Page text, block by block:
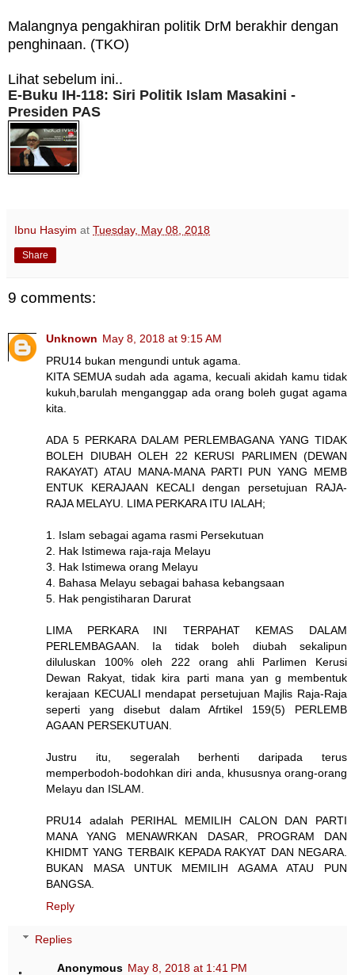
Malangnya pengakhiran politik DrM berakhir dengan
penghinaan. (TKO)
Lihat sebelum ini..
E-Buku IH-118: Siri Politik Islam Masakini -
Presiden PAS
Ibnu Hasyim at Tuesday, May 08, 2018
Share
9 comments:
Unknown May 8, 2018 at 9:15 AM
PRU14 bukan mengundi untuk agama.
KITA SEMUA sudah ada agama, kecuali akidah kamu tidak
kukuh,barulah menganggap ada orang boleh gugat agama
kita.
ADA 5 PERKARA DALAM PERLEMBAGANA YANG TIDAK
BOLEH DIUBAH OLEH 22 KERUSI PARLIMEN (DEWAN
RAKAYAT) ATAU MANA-MANA PARTI PUN YANG MEMB
ENTUK KERAJAAN KECALI dengan persetujuan RAJA-
RAJA MELAYU. LIMA PERKARA ITU IALAH;
1. Islam sebagai agama rasmi Persekutuan
2. Hak Istimewa raja-raja Melayu
3. Hak Istimewa orang Melayu
4. Bahasa Melayu sebagai bahasa kebangsaan
5. Hak pengistiharan Darurat
LIMA PERKARA INI TERPAHAT KEMAS DALAM
PERLEMBAGAAN. Ia tidak boleh diubah sekalipun
diluluskan 100% oleh 222 orang ahli Parlimen Kerusi
Dewan Rakyat, tidak kira parti mana yan g membentuk
kerajaan KECUALI mendapat persetujuan Majlis Raja-Raja
seperti yang disebut dalam Afrtikel 159(5) PERLEMB
AGAAN PERSEKUTUAN.
Justru itu, segeralah berhenti daripada terus
memperbodoh-bodohkan diri anda, khususnya orang-orang
Melayu dan ISLAM.
PRU14 adalah PERIHAL MEMILIH CALON DAN PARTI
MANA YANG MENAWRKAN DASAR, PROGRAM DAN
KHIDMT YANG TERBAIK KEPADA RAKYAT DAN NEGARA.
BUKAN MASA UNTUK MEMILIH AGAMA ATAU PUN
BANGSA.
Reply
Replies
Anonymous May 8, 2018 at 1:41 PM